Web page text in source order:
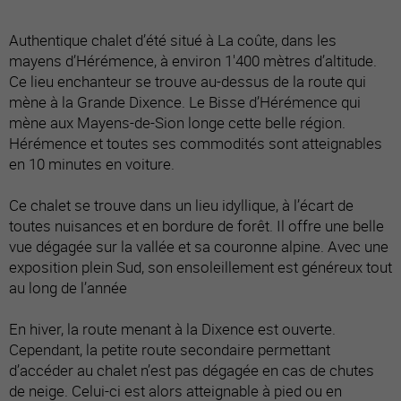
Authentique chalet d’été situé à La coûte, dans les
mayens d’Hérémence, à environ 1'400 mètres d’altitude.
Ce lieu enchanteur se trouve au-dessus de la route qui
mène à la Grande Dixence. Le Bisse d’Hérémence qui
mène aux Mayens-de-Sion longe cette belle région.
Hérémence et toutes ses commodités sont atteignables
en 10 minutes en voiture.
Ce chalet se trouve dans un lieu idyllique, à l’écart de
toutes nuisances et en bordure de forêt. Il offre une belle
vue dégagée sur la vallée et sa couronne alpine. Avec une
exposition plein Sud, son ensoleillement est généreux tout
au long de l’année
En hiver, la route menant à la Dixence est ouverte.
Cependant, la petite route secondaire permettant
d’accéder au chalet n’est pas dégagée en cas de chutes
de neige. Celui-ci est alors atteignable à pied ou en